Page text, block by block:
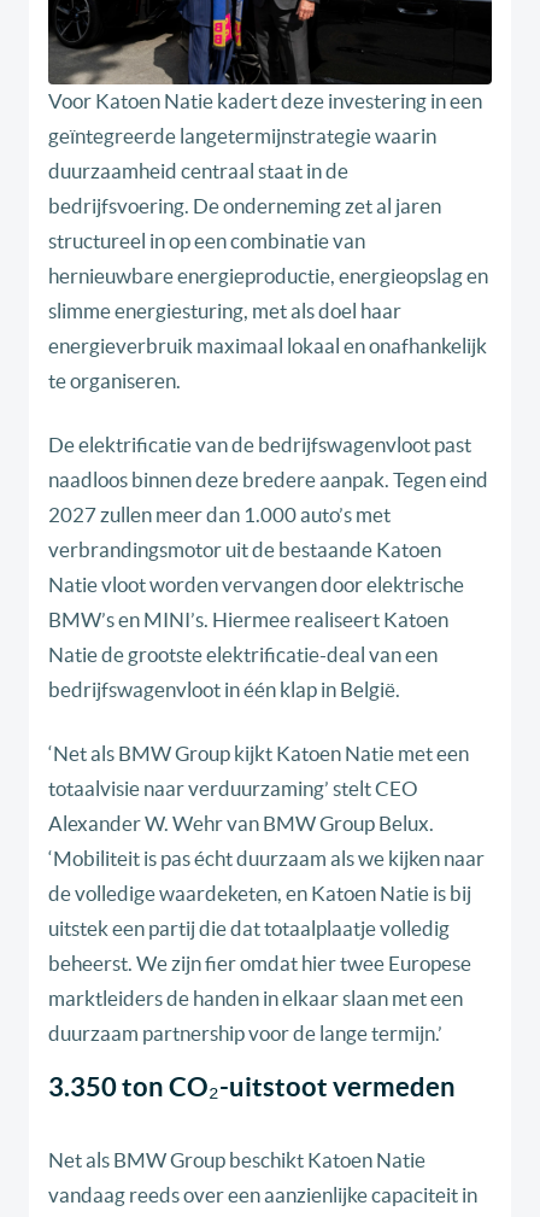
Voor Katoen Natie kadert deze investering in een
geïntegreerde langetermijnstrategie waarin
duurzaamheid centraal staat in de
bedrijfsvoering. De onderneming zet al jaren
structureel in op een combinatie van
hernieuwbare energieproductie, energieopslag en
slimme energiesturing, met als doel haar
energieverbruik maximaal lokaal en onafhankelijk
te organiseren.
De elektrificatie van de bedrijfswagenvloot past
naadloos binnen deze bredere aanpak. Tegen eind
2027 zullen meer dan 1.000 auto’s met
verbrandingsmotor uit de bestaande Katoen
Natie vloot worden vervangen door elektrische
BMW’s en MINI’s. Hiermee realiseert Katoen
Natie de grootste elektrificatie-deal van een
bedrijfswagenvloot in één klap in België.
‘Net als BMW Group kijkt Katoen Natie met een
totaalvisie naar verduurzaming’ stelt CEO
Alexander W. Wehr van BMW Group Belux.
‘Mobiliteit is pas écht duurzaam als we kijken naar
de volledige waardeketen, en Katoen Natie is bij
uitstek een partij die dat totaalplaatje volledig
beheerst. We zijn fier omdat hier twee Europese
marktleiders de handen in elkaar slaan met een
duurzaam partnership voor de lange termijn.’
3.350 ton CO₂-uitstoot vermeden
Net als BMW Group beschikt Katoen Natie
vandaag reeds over een aanzienlijke capaciteit in